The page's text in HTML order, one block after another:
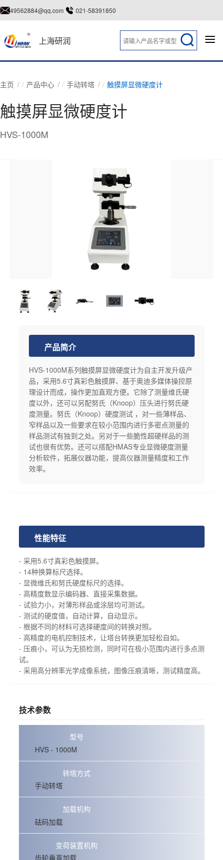
49562884@qq.com 021-58391850
上海研润
主页 产品中心 手动转塔 触摸屏显微硬度计
触摸屏显微硬度计
HVS-1000M
产品简介
HVS-1000M系列触摸屏显微硬度计为自主开发升级产
品，采用5.6寸真彩色触摸屏、基于奥迪多媒体操控原
理设计而成，操作更加直观方便。它除了测量维氏硬
度以外，还可以另配努氏（Knoop）压头进行努氏硬
度测量。努氏（Knoop）硬度测试 ，对一些薄样品、
窄样品以及一些要求在较小范围内进行多密点测量的
样品测试有独到之处。另对于一些脆性超硬样品的测
试也很有优势。还可以搭配HMAS专业显微硬度测量
分析软件，拓展仪器功能，提高仪器测量精度和工作
效率。
性能特征
- 采用5.6寸真彩色触摸屏。
- 14种换算标尺选择。
- 显微维氏和努氏硬度标尺的选择。
- 高精度数显示编码器、直接采集数据。
- 试验力小，对薄形样品或涂层均可测试。
- 测试的硬度值，自动计算，自动显示。
- 根据不同的材料可选择硬度间的转换对照。
- 高精度的电机控制技术，让塔台转换更加轻松自如。
- 压痕小，可认为无损检测，同时可在极小范围内进行多点测
试。
- 采用高分辨率光学成像系统，图像压痕清晰，测试精度高。
技术参数
型号
HVS - 1000M
转塔方式
手动转塔
加载机构
砝码加载
变荷装置机构
齿轮垂直加载